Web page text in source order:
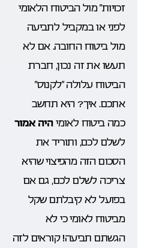
זכויות” מול הביטוח הלאומי
לפני או במקביל לתביעה
מול ביטוח החובה. אם לא
תעשו את זה נכון, חברת
הביטוח עלולה “לקנוס”
אתכם. איך? היא תחשב
כמה ביטוח לאומיהיה אמור
לשלם לכם, ותוריד את
הסכום הזה מהפיצוי שהיא
צריכה לשלם לכם, גם אם
בפועל לא קיבלתם שקל
מביטוח לאומי כי לא
הגשתם תביעה! קוראים לזה